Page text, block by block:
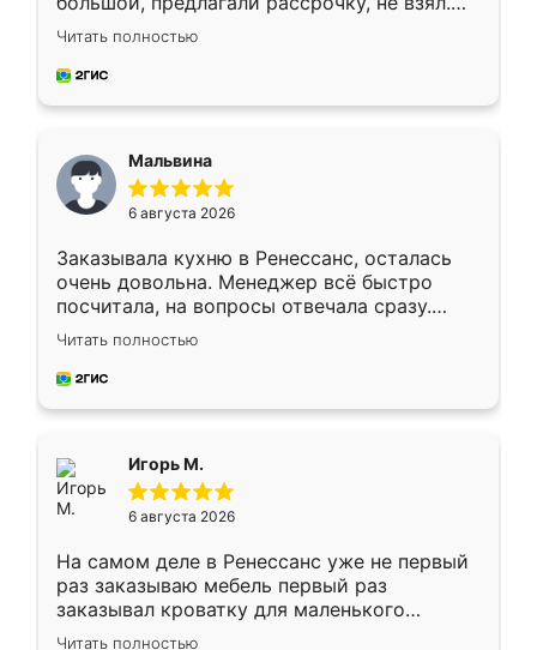
Ждал меньше месяца, сборщик с прямыми
руками. По цене вышло адекватно.
Рекомендую!
Читать полностью
Мальвина
6 августа 2026
Заказывала кухню в Ренессанс, осталась
очень довольна. Менеджер всё быстро
посчитала, на вопросы отвечала сразу.
Замерщик приехал в субботу, подошёл к
делу со всей ответственностью. Собрали
за день, ребята работали аккуратно, даже
Читать полностью
Игорь М.
6 августа 2026
На самом деле в Ренессанс уже не первый
раз заказываю мебель первый раз
заказывал кроватку для маленького
ребёнка при его рождении ,во второй раз
Читать полностью